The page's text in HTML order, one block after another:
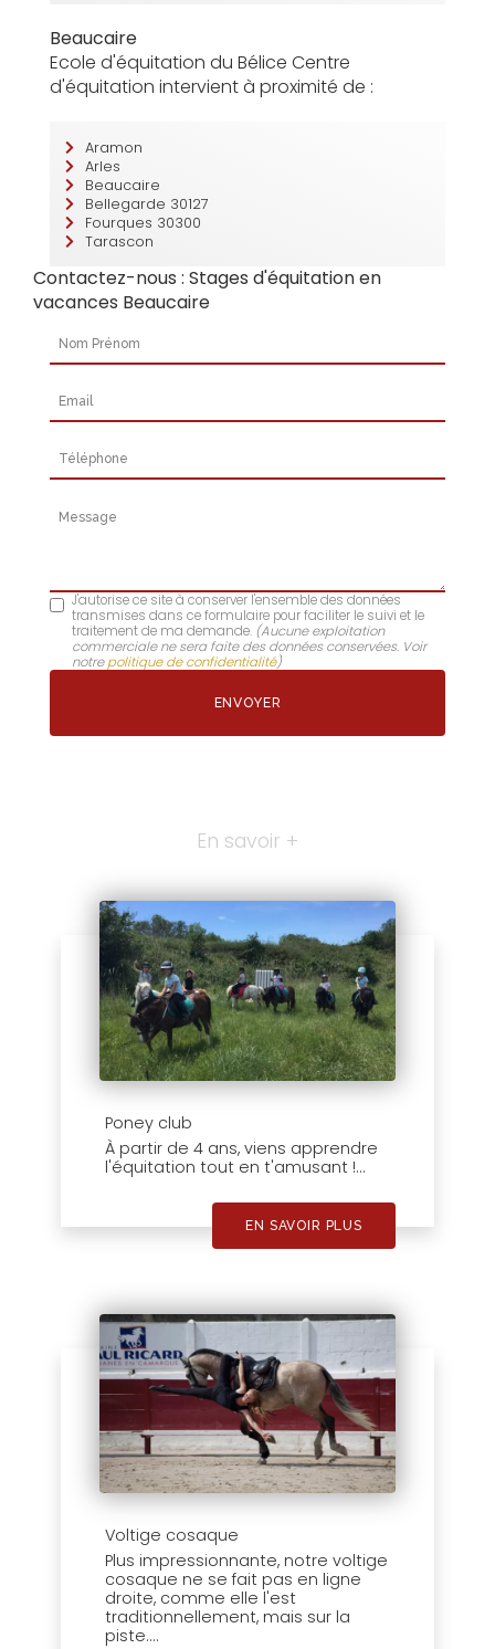
Beaucaire
Ecole d'équitation du Bélice Centre
d'équitation intervient à proximité de :
Aramon
Arles
Beaucaire
Bellegarde 30127
Fourques 30300
Tarascon
Contactez-nous : Stages d'équitation en
vacances Beaucaire
Nom Prénom
Email
Téléphone
Message
J'autorise ce site à conserver l'ensemble des données
transmises dans ce formulaire pour faciliter le suivi et le
traitement de ma demande. (Aucune exploitation
commerciale ne sera faite des données conservées. Voir
notrepolitique de confidentialité)
En savoir +
Poney club
À partir de 4 ans, viens apprendre
l'équitation tout en t'amusant !...
EN SAVOIR PLUS
Voltige cosaque
Plus impressionnante, notre voltige
cosaque ne se fait pas en ligne
droite, comme elle l'est
traditionnellement, mais sur la
piste....